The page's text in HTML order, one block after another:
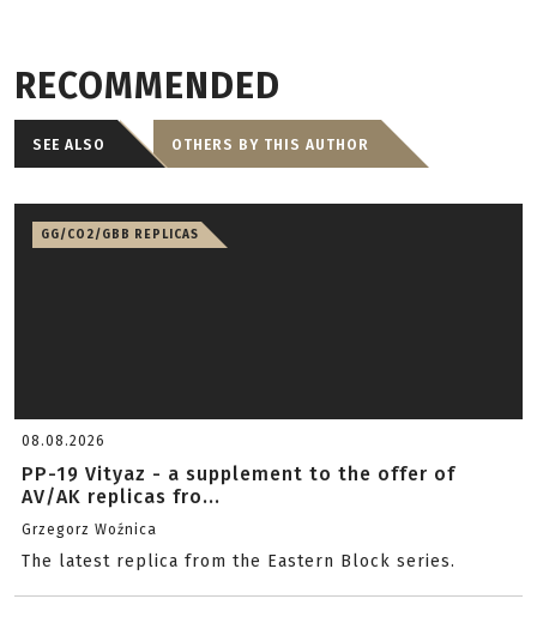
RECOMMENDED
SEE ALSO OTHERS BY THIS AUTHOR
GG/CO2/GBB REPLICAS
08.08.2026
PP-19 Vityaz - a supplement to the offer of
AV/AK replicas fro...
Grzegorz Woźnica
The latest replica from the Eastern Block series.